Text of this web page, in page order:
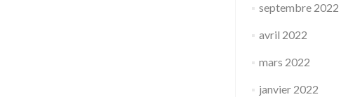
septembre 2022
avril 2022
mars 2022
janvier 2022